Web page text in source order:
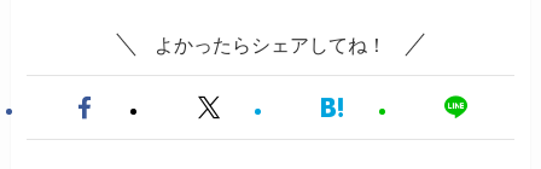
よかったらシェアしてね！